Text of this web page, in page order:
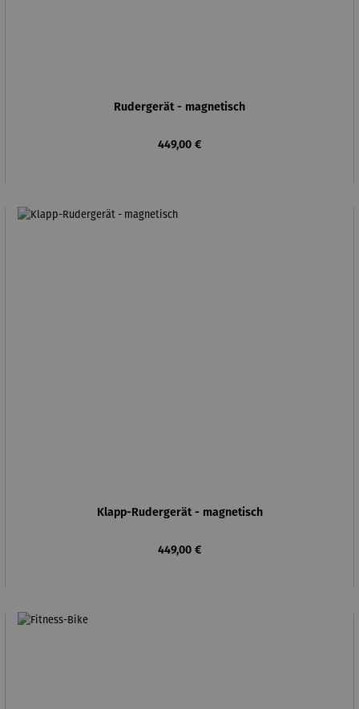
Rudergerät - magnetisch
Regulärer Preis:
449,00 €
Klapp-Rudergerät - magnetisch
Regulärer Preis:
449,00 €